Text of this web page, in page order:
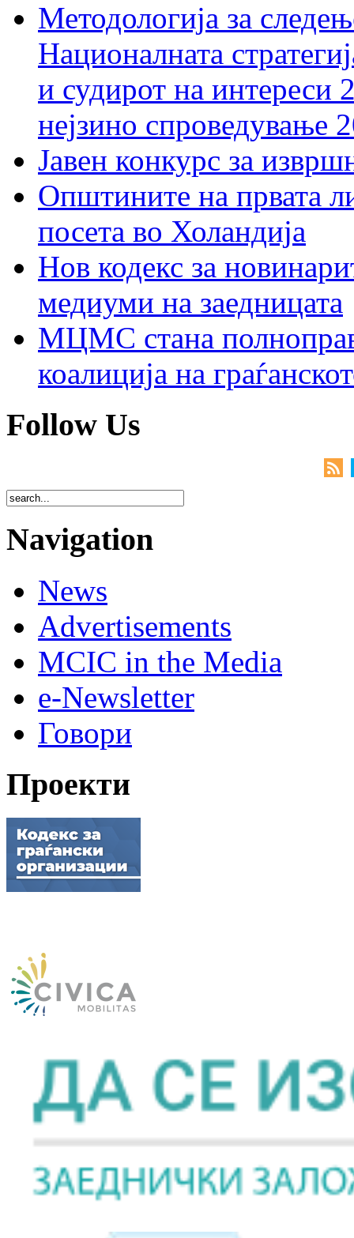
Методологија за
Националната
и судирот на интереси
нејзино спроведување
Јавен конкурс за
Општините на првата
посета во Холандија
Нов кодекс за
медиуми на заедницата
МЦМС стана
коалиција на
Follow Us
Navigation
News
Advertisements
MCIC in the Media
e-Newsletter
Говори
Проекти